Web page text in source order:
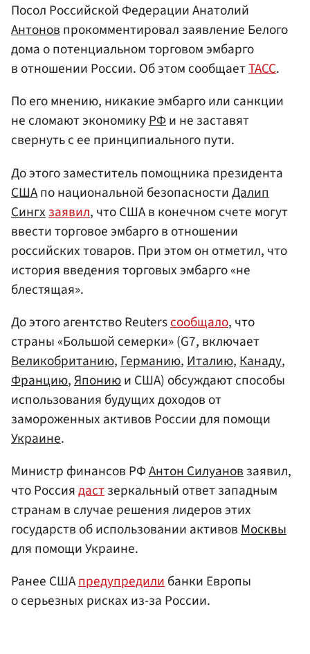
Посол Российской Федерации Анатолий
Антоновпрокомментировал заявление Белого
дома о потенциальном торговом эмбарго
в отношении России. Об этом сообщаетТАСС.
По его мнению, никакие эмбарго или санкции
не сломают экономикуРФи не заставят
свернуть с ее принципиального пути.
До этого заместитель помощника президента
СШАпо национальной безопасностиДалип
Сингх заявил, что США в конечном счете могут
ввести торговое эмбарго в отношении
российских товаров. При этом он отметил, что
история введения торговых эмбарго «не
блестящая».
До этого агентство Reutersсообщало, что
страны «Большой семерки» (G7, включает
Великобританию,Германию,Италию,Канаду,
Францию,Япониюи США) обсуждают способы
использования будущих доходов от
замороженных активов России для помощи
Украине.
Министр финансов РФАнтон Силуановзаявил,
что Россиядастзеркальный ответ западным
странам в случае решения лидеров этих
государств об использовании активовМосквы
для помощи Украине.
Ранее СШАпредупредилибанки Европы
о серьезных рисках из-за России.